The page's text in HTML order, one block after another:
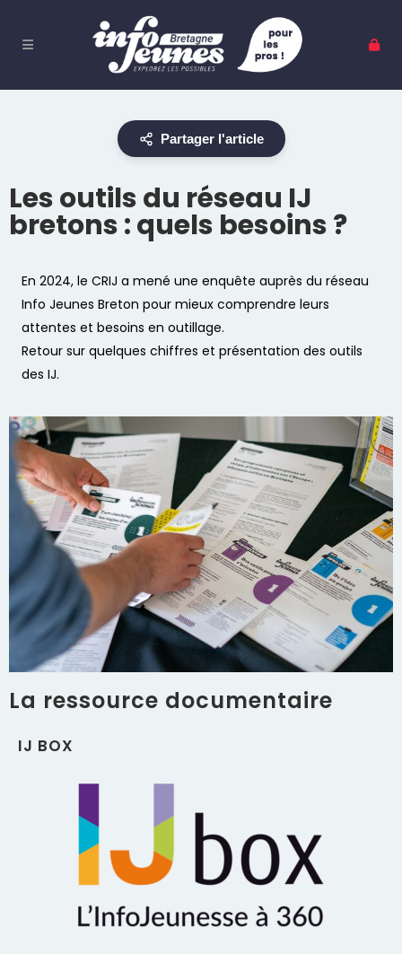
Partager l'article
Les outils du réseau IJ
bretons : quels besoins ?
En 2024, le CRIJ a mené une enquête auprès du réseau
Info Jeunes Breton pour mieux comprendre leurs
attentes et besoins en outillage.
Retour sur quelques chiffres et présentation des outils
des IJ.
La ressource documentaire
IJ BOX